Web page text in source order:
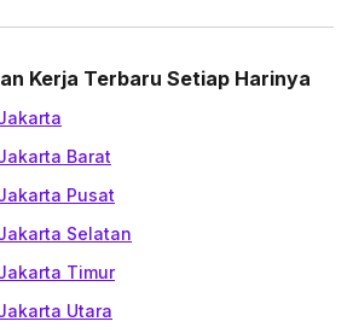
Kerja Terbaru Setiap Harinya
Barat
Pusat
Selatan
Timur
Utara